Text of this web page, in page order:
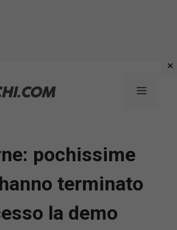
Menu
pochissime
terminato
la demo